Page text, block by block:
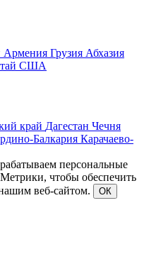
Армения Грузия Абхазия
США
край Дагестан Чечня
Балкария Карачаево-
персональные
чтобы обеспечить
веб-сайтом.
ОК